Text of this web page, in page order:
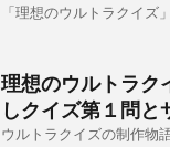
「理想のウルトラクイズ」
理想のウルトラク
しクイズ第１問と
ウルトラクイズの制作物